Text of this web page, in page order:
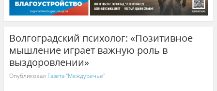
Волгоградский психолог: «Позитивное
мышление играет важную роль в
выздоровлении»
Опубликовал Газета "Междуречье"